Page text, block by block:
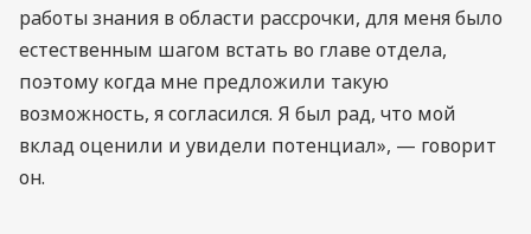
работы знания в области рассрочки, для меня было
естественным шагом встать во главе отдела,
поэтому когда мне предложили такую
возможность, я согласился. Я был рад, что мой
вклад оценили и увидели потенциал», — говорит
он.